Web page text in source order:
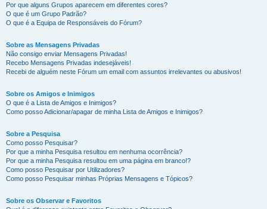
Por que alguns Grupos aparecem em diferentes cores?
O que é um Grupo Padrão?
O que é a Equipa de Responsáveis do Fórum?
Sobre as Mensagens Privadas
Não consigo enviar Mensagens Privadas!
Recebo Mensagens Privadas indesejáveis!
Recebi de alguém neste Fórum um email com assuntos irrelevantes ou abusivos!
Sobre os Amigos e Inimigos
O que é a Lista de Amigos e Inimigos?
Como posso Adicionar/apagar de minha Lista de Amigos e Inimigos?
Sobre a Pesquisa
Como posso Pesquisar?
Por que a minha Pesquisa resultou em nenhuma ocorrência?
Por que a minha Pesquisa resultou em uma página em branco!?
Como posso Pesquisar por Utilizadores?
Como posso Pesquisar minhas Próprias Mensagens e Tópicos?
Sobre os Observar e Favoritos